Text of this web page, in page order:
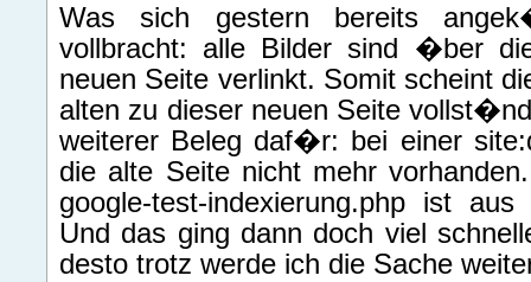
Was sich gestern bereits
vollbracht: alle Bilder sind �ber
neuen Seite verlinkt. Somit scheint
alten zu dieser neuen Seite
weiterer Beleg daf�r: bei einer
die alte Seite nicht mehr
google-test-indexierung.php ist
Und das ging dann doch viel
desto trotz werde ich die Sache